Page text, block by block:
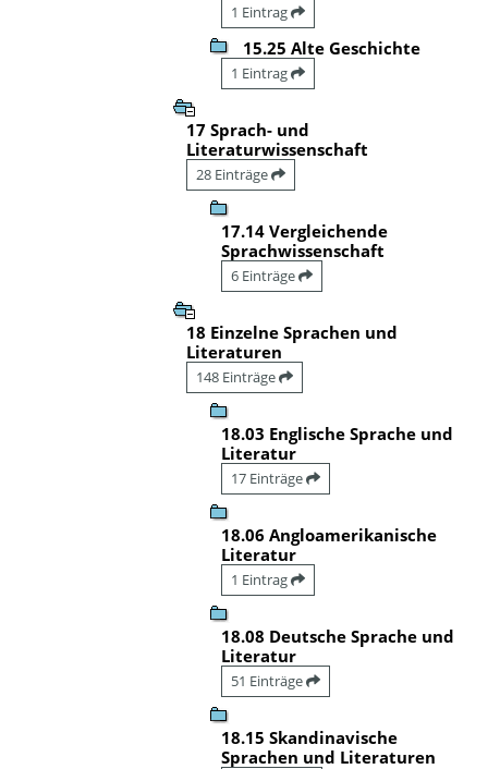
1 Eintrag
15.25 Alte Geschichte
1 Eintrag
17 Sprach- und
Literaturwissenschaft
28 Einträge
17.14 Vergleichende
Sprachwissenschaft
6 Einträge
18 Einzelne Sprachen und
Literaturen
148 Einträge
18.03 Englische Sprache und
Literatur
17 Einträge
18.06 Angloamerikanische
Literatur
1 Eintrag
18.08 Deutsche Sprache und
Literatur
51 Einträge
18.15 Skandinavische
Sprachen und Literaturen